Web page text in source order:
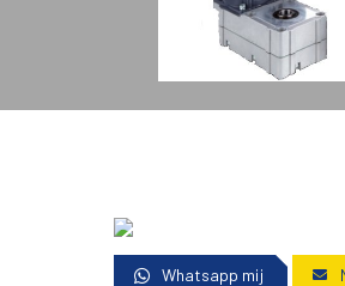
Whatsapp mij